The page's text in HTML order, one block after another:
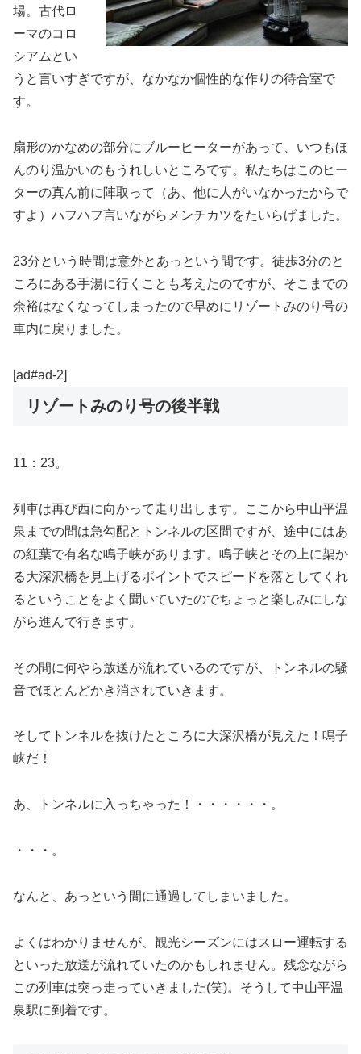
場。古代ロ
ーマのコロ
シアムとい
うと言いすぎですが、なかなか個性的な作りの待合室で
す。
扇形のかなめの部分にブルーヒーターがあって、いつもほ
んのり温かいのもうれしいところです。私たちはこのヒー
ターの真ん前に陣取って（あ、他に人がいなかったからで
すよ）ハフハフ言いながらメンチカツをたいらげました。
23分という時間は意外とあっという間です。徒歩3分のと
ころにある手湯に行くことも考えたのですが、そこまでの
余裕はなくなってしまったので早めにリゾートみのり号の
車内に戻りました。
[ad#ad-2]
リゾートみのり号の後半戦
11：23。
列車は再び西に向かって走り出します。ここから中山平温
泉までの間は急勾配とトンネルの区間ですが、途中にはあ
の紅葉で有名な鳴子峡があります。鳴子峡とその上に架か
る大深沢橋を見上げるポイントでスピードを落としてくれ
るということをよく聞いていたのでちょっと楽しみにしな
がら進んで行きます。
その間に何やら放送が流れているのですが、トンネルの騒
音でほとんどかき消されていきます。
そしてトンネルを抜けたところに大深沢橋が見えた！鳴子
峡だ！
あ、トンネルに入っちゃった！・・・・・・。
・・・。
なんと、あっという間に通過してしまいました。
よくはわかりませんが、観光シーズンにはスロー運転する
といった放送が流れていたのかもしれません。残念ながら
この列車は突っ走っていきました(笑)。そうして中山平温
泉駅に到着です。